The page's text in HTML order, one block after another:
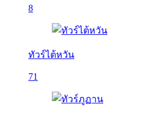
8
ทัวร์ไต้หวัน
71